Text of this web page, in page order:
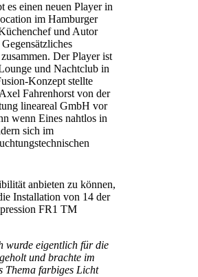
es einen neuen Player in
im Hamburger
und Autor
Der Player ist
und Nachtclub in
Konzept stellte
Fahrenhorst von der
lineareal GmbH vor
wenn Eines nahtlos in
sich im
anbieten zu können,
Installation von 14 der
FR1 TM
wurde eigentlich für die
und brachte im
Thema farbiges Licht